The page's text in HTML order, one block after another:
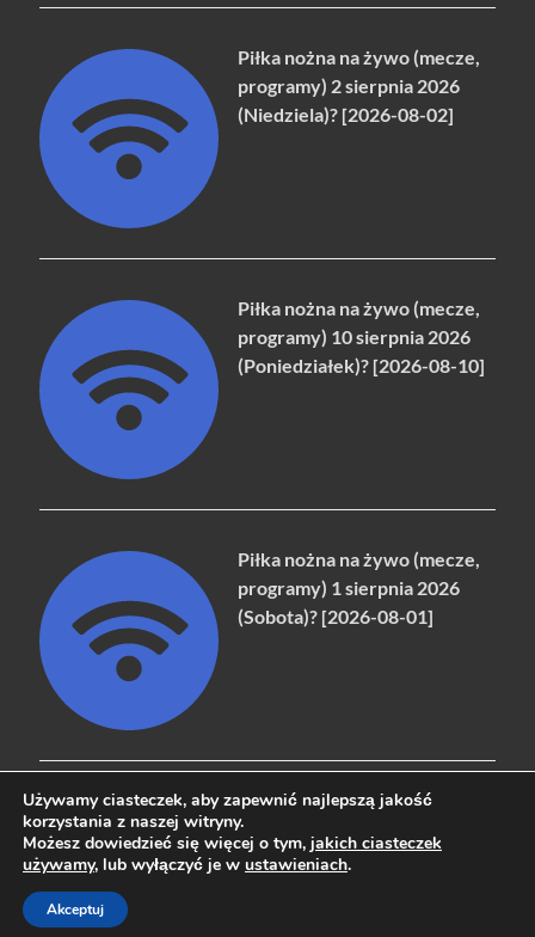
Piłka nożna na żywo (mecze,
programy) 2 sierpnia 2026
(Niedziela)? [2026-08-02]
Piłka nożna na żywo (mecze,
programy) 10 sierpnia 2026
(Poniedziałek)? [2026-08-10]
Piłka nożna na żywo (mecze,
programy) 1 sierpnia 2026
(Sobota)? [2026-08-01]
Copyright © 2026naziemna.info - Telewizja cyfrowa, Radio,
Powered byWordPress
Używamy ciasteczek, aby zapewnić najlepszą jakość
korzystania z naszej witryny.
Możesz dowiedzieć się więcej o tym, jakich ciasteczek
używamy, lub wyłączyć je w ustawieniach.
Akceptuj